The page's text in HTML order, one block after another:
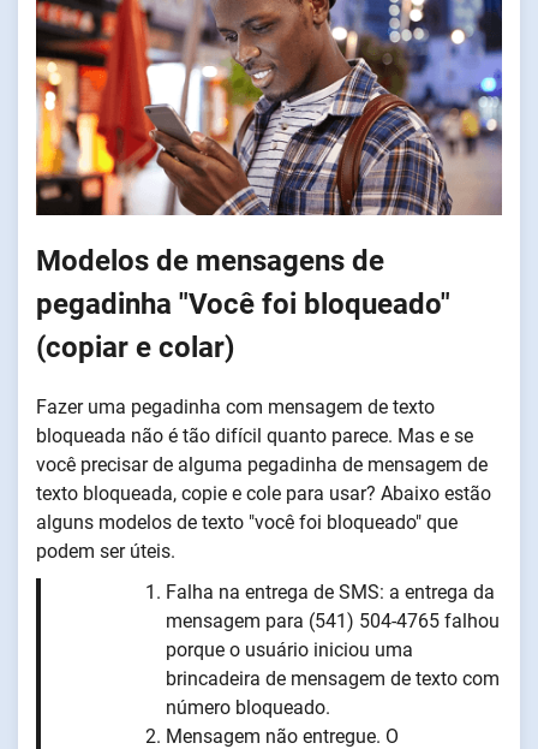
Modelos de mensagens de
pegadinha "Você foi bloqueado"
(copiar e colar)
Fazer uma pegadinha com mensagem de texto
bloqueada não é tão difícil quanto parece. Mas e se
você precisar de alguma pegadinha de mensagem de
texto bloqueada, copie e cole para usar? Abaixo estão
alguns modelos de texto "você foi bloqueado" que
podem ser úteis.
Falha na entrega de SMS: a entrega da
mensagem para (541) 504-4765 falhou
porque o usuário iniciou uma
brincadeira de mensagem de texto com
número bloqueado.
Mensagem não entregue. O